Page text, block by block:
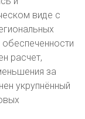
виде с
расчет,
за
укрупнённый